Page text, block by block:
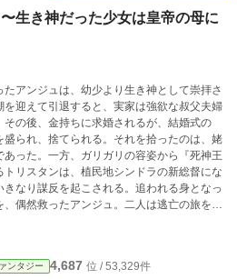
生き神だった少女は皇帝の母に
たアンジュは、幼少より生き神として崇拝さ
を迎えて引退すると、実家は強欲な叔父夫婦
その後、金持ちに求婚されるが、結婚式の
盛られ、捨てられる。それを拾ったのは、姥
あった。一方、ガリガリの容姿から『死神王
トリスタンは、植民地シンドラの新総督にな
きなり謀反を起こされる。追われる身となっ
、偶然救ったアンジュ。二人は逃亡の旅を続
れ合うようになるのだった。胸毛の伯爵と
＞、ブリタニア宮廷で虐められ、ついにアン
される＜17〜27話 ブリタニア編＞。ぼやき王
ンタジー 4,687 位 / 53,329件